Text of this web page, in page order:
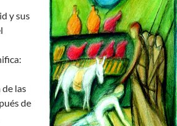
y sus
las
de